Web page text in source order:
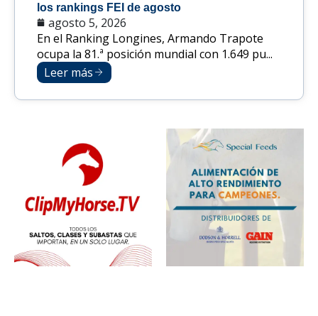
los rankings FEI de agosto
agosto 5, 2026
En el Ranking Longines, Armando Trapote
ocupa la 81.ª posición mundial con 1.649 pu...
Leer más